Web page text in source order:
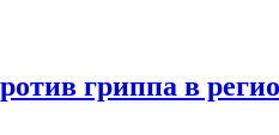
гриппа в